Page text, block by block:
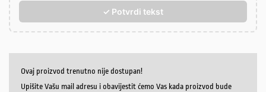
✓ Potvrdi tekst
Ovaj proizvod trenutno nije dostupan!
Upišite Vašu mail adresu i obavijestit ćemo Vas kada proizvod bude